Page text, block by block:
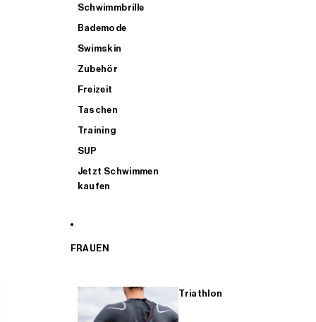
Schwimmbrille
Bademode
Swimskin
Zubehör
Freizeit
Taschen
Training
SUP
Jetzt Schwimmen
kaufen
FRAUEN
Triathlon